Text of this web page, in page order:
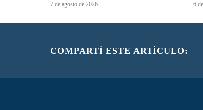
7 de agosto de 2026 6
COMPARTÍ ESTE ARTÍCULO: